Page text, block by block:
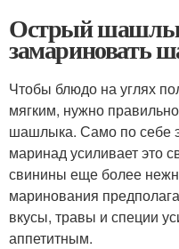
Острый
замариновать
Чтобы блюдо на углях
мягким, нужно
шашлыка. Само по себе
маринад усиливает это
свинины еще более
маринования
вкусы, травы и специи
аппетитным.